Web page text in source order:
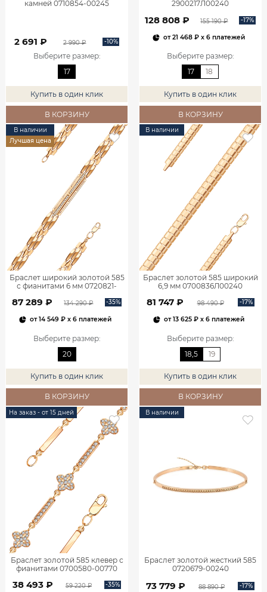
камней 0710854-00245
2 691 ₽ 2 990 ₽ -10%
Выберите размер:
17
Купить в один клик
В КОРЗИНУ
2900217Л00240
128 808 ₽ 155 190 ₽ -17%
от21 468 ₽x 6 платежей
Выберите размер:
17
18
Купить в один клик
В КОРЗИНУ
В наличии
Лучшая цена
Браслет широкий золотой 585
с фианитами 6 мм 0720821-
87 289 ₽ 134 290 ₽ -35%
от14 549 ₽x 6 платежей
Выберите размер:
20
Купить в один клик
В КОРЗИНУ
В наличии
Браслет золотой 585 широкий
6,9 мм 0700836Л00240
81 747 ₽ 98 490 ₽ -17%
от13 625 ₽x 6 платежей
Выберите размер:
18,5
19
Купить в один клик
В КОРЗИНУ
На заказ - от 15 дней
Браслет золотой 585 клевер с
фианитами 0700580-00770
38 493 ₽ 59 220 ₽ -35%
В наличии
Браслет золотой жесткий 585
0720679-00240
73 779 ₽ 88 890 ₽ -17%